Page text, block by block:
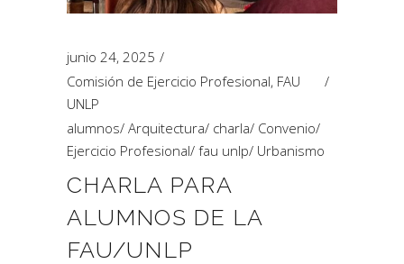
junio 24, 2025
Comisión de Ejercicio Profesional, FAU
UNLP
alumnos/ Arquitectura/ charla/ Convenio/
Ejercicio Profesional/ fau unlp/ Urbanismo
CHARLA PARA
ALUMNOS DE LA
FAU/UNLP